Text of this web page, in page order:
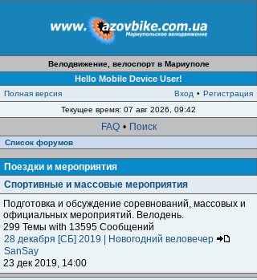
Велодвижение, велоспорт в Мариуполе
Hello Mobile Device User!
Полная версия Вход • Регистрация
Текущее время: 07 авг 2026, 09:42
FAQ • Поиск
Список форумов
Поездки и мероприятия
Спортивные и массовые мероприятия
Подготовка и обсуждение соревнований, массовых и
официальных мероприятий. Велодень.
299 Темы with 13595 Сообщений
28 декабря [СБ] 2019 | Новогодний веловечер
SanSay
23 дек 2019, 14:00